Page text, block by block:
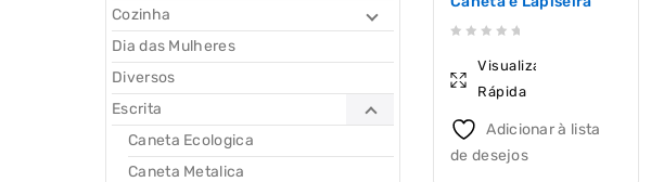
Visualização
Rápida
Adicionar à lista
de desejos
Cozinha
Dia das Mulheres
Diversos
Escrita
Caneta Ecologica
Caneta Metalica